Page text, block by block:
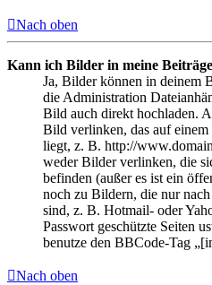
Nach oben
Kann ich Bilder in meine
Ja, Bilder können in deinem
die Administration
Bild auch direkt hochladen.
Bild verlinken, das auf
liegt, z. B. http://
weder Bilder verlinken, die
befinden (außer es ist ein
noch zu Bildern, die nur
sind, z. B. Hotmail- oder
Passwort geschützte Seiten
benutze den BBCode-Tag
Nach oben